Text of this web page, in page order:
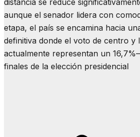
aunque el senador lidera con
etapa, el país se encamina hacia
definitiva donde el voto de centro y
actualmente representan un
finales de la elección presidencial